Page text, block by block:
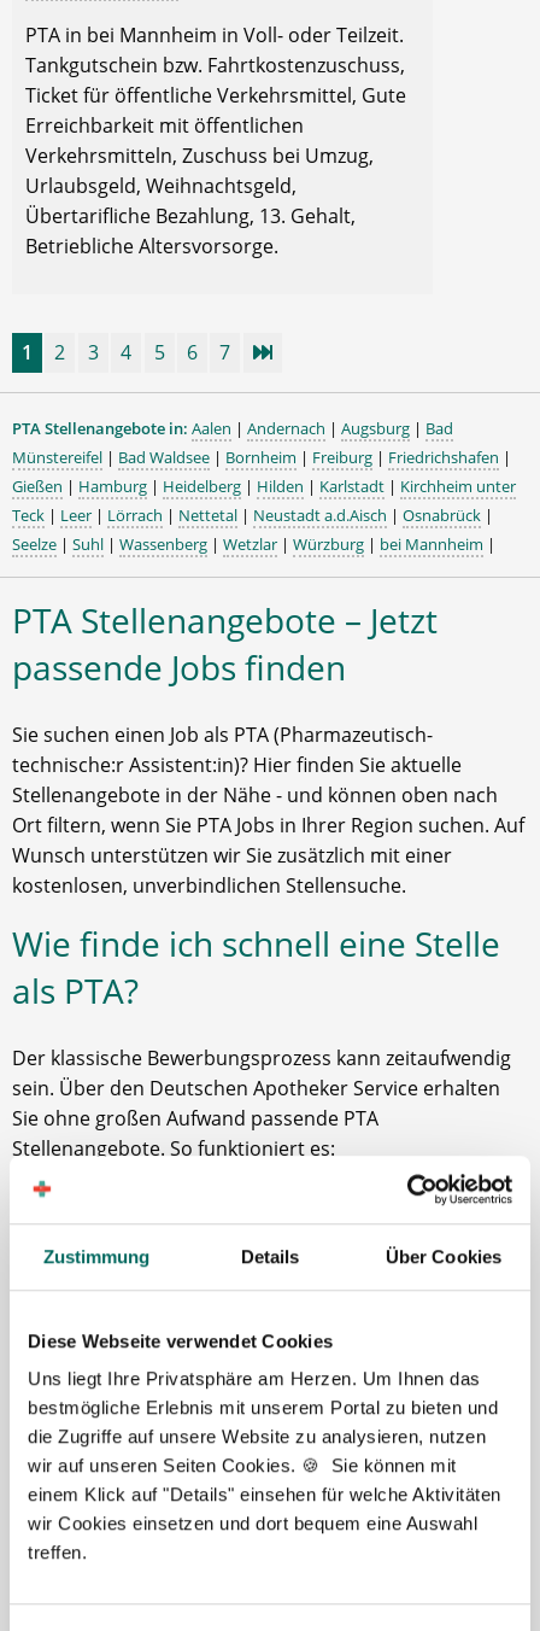
Zustimmung Details Über Cookies
Diese Webseite verwendet Cookies
Uns liegt Ihre Privatsphäre am Herzen. Um Ihnen das
bestmögliche Erlebnis mit unserem Portal zu bieten und
die Zugriffe auf unsere Website zu analysieren, nutzen
wir auf unseren Seiten Cookies. 🍪 Sie können mit
einem Klick auf "Details" einsehen für welche Aktivitäten
wir Cookies einsetzen und dort bequem eine Auswahl
treffen.
PTA in bei Mannheim in Voll- oder Teilzeit.
Tankgutschein bzw. Fahrtkostenzuschuss,
Ticket für öffentliche Verkehrsmittel, Gute
Erreichbarkeit mit öffentlichen
Verkehrsmitteln, Zuschuss bei Umzug,
Urlaubsgeld, Weihnachtsgeld,
Übertarifliche Bezahlung, 13. Gehalt,
Betriebliche Altersvorsorge.
1 2 3 4 5 6 7
PTA Stellenangebote in: Aalen | Andernach | Augsburg | Bad
Münstereifel | Bad Waldsee | Bornheim | Freiburg | Friedrichshafen |
Gießen | Hamburg | Heidelberg | Hilden | Karlstadt | Kirchheim unter
Teck | Leer | Lörrach | Nettetal | Neustadt a.d.Aisch | Osnabrück |
Seelze | Suhl | Wassenberg | Wetzlar | Würzburg | bei Mannheim |
PTA Stellenangebote – Jetzt
passende Jobs finden
Sie suchen einen Job als PTA (Pharmazeutisch-
technische:r Assistent:in)? Hier finden Sie aktuelle
Stellenangebote in der Nähe - und können oben nach
Ort filtern, wenn Sie PTA Jobs in Ihrer Region suchen. Auf
Wunsch unterstützen wir Sie zusätzlich mit einer
kostenlosen, unverbindlichen Stellensuche.
Wie finde ich schnell eine Stelle
als PTA?
Der klassische Bewerbungsprozess kann zeitaufwendig
sein. Über den Deutschen Apotheker Service erhalten
Sie ohne großen Aufwand passende PTA
Stellenangebote. So funktioniert es:
Kostenlos registrieren (dauert nur wenige Minuten)
Passende Stellenangebote per E-Mail erhalten
Sie entscheiden, welche Stelle für Sie passt – wir
unterstützen bei Fragen
Unser Team steht Ihnen jederzeit bei Fragen zur Seite -
gemeinsam finden wir die Stelle, die wirklich zu Ihnen
passt.
Jetzt kostenlos registrieren und neuen
Job finden
Was macht ein Pharmazeutisch-